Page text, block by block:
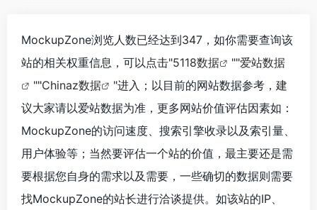
MockupZone浏览人数已经达到347，如你需要查询该
站的相关权重信息，可以点击"5118数据 ""爱站数据
""Chinaz数据
"进入；以目前的网站数据参考，建
议大家请以爱站数据为准，更多网站价值评估因素如：
MockupZone的访问速度、搜索引擎收录以及索引量、
用户体验等；当然要评估一个站的价值，最主要还是需
要根据您自身的需求以及需要，一些确切的数据则需要
找MockupZone的站长进行洽谈提供。如该站的IP、